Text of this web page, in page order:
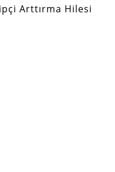
Arttırma Hilesi